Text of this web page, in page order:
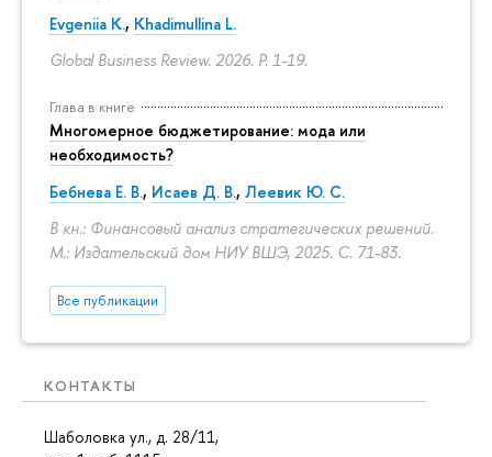
Evgeniia K., Khadimullina L.
Global Business Review. 2026. P. 1-19.
Глава в книге
Многомерное бюджетирование: мода или
необходимость?
Бебнева Е. В., Исаев Д. В., Леевик Ю. С.
В кн.: Финансовый анализ стратегических решений.
М.: Издательский дом НИУ ВШЭ, 2025. С. 71-83.
Все публикации
КОНТАКТЫ
Шаболовка ул., д. 28/11,